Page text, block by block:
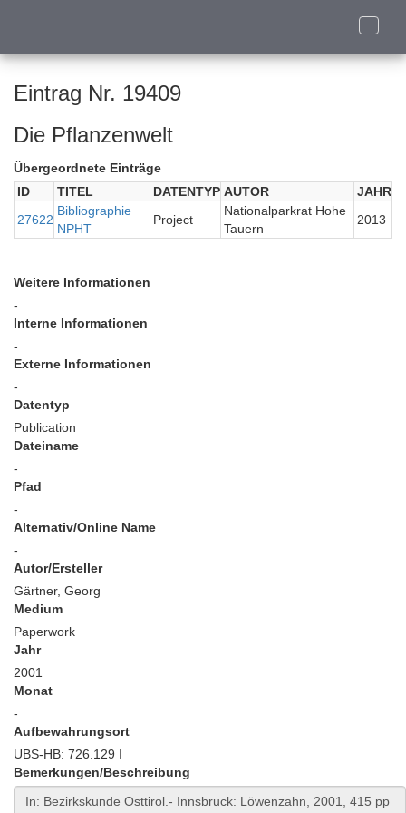
Toggle
Eintrag Nr. 19409
Die Pflanzenwelt
Übergeordnete Einträge
ID
TITEL DATENTYP AUTOR
JAHR
27622
Bibliographie
NPHT
Project
Nationalparkrat Hohe
Tauern
2013
Weitere Informationen
-
Interne Informationen
-
Externe Informationen
-
Datentyp
Publication
Dateiname
-
Pfad
-
Alternativ/Online Name
-
Autor/Ersteller
Gärtner, Georg
Medium
Paperwork
Jahr
2001
Monat
-
Aufbewahrungsort
UBS-HB: 726.129 I
Bemerkungen/Beschreibung